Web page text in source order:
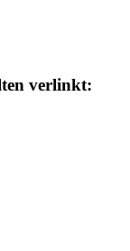
verlinkt: